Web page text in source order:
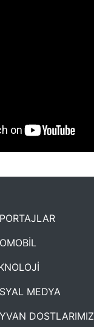
Kutlama Etkinliği
MEDYA
DOSTLARIMIZ